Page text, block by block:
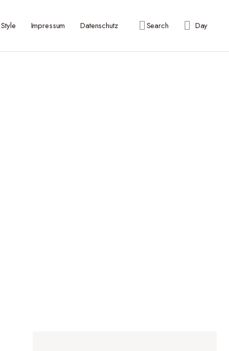
Impressum Datenschutz Search Day